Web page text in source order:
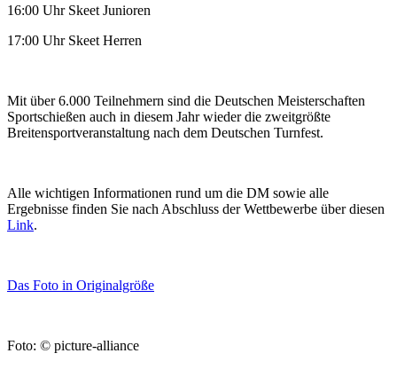
16:00 Uhr Skeet Junioren
17:00 Uhr Skeet Herren
Mit über 6.000 Teilnehmern sind die Deutschen Meisterschaften
Sportschießen auch in diesem Jahr wieder die zweitgrößte
Breitensportveranstaltung nach dem Deutschen Turnfest.
Alle wichtigen Informationen rund um die DM sowie alle
Ergebnisse finden Sie nach Abschluss der Wettbewerbe über diesen
Link.
Das Foto in Originalgröße
Foto: © picture-alliance